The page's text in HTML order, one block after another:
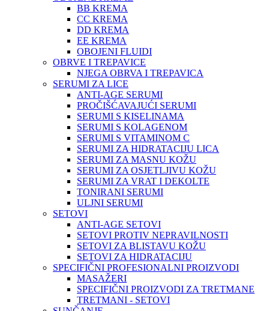
BB KREMA
CC KREMA
DD KREMA
EE KREMA
OBOJENI FLUIDI
OBRVE I TREPAVICE
NJEGA OBRVA I TREPAVICA
SERUMI ZA LICE
ANTI-AGE SERUMI
PROČIŠĆAVAJUĆI SERUMI
SERUMI S KISELINAMA
SERUMI S KOLAGENOM
SERUMI S VITAMINOM C
SERUMI ZA HIDRATACIJU LICA
SERUMI ZA MASNU KOŽU
SERUMI ZA OSJETLJIVU KOŽU
SERUMI ZA VRAT I DEKOLTE
TONIRANI SERUMI
ULJNI SERUMI
SETOVI
ANTI-AGE SETOVI
SETOVI PROTIV NEPRAVILNOSTI
SETOVI ZA BLISTAVU KOŽU
SETOVI ZA HIDRATACIJU
SPECIFIČNI PROFESIONALNI PROIZVODI
MASAŽERI
SPECIFIČNI PROIZVODI ZA TRETMANE
TRETMANI - SETOVI